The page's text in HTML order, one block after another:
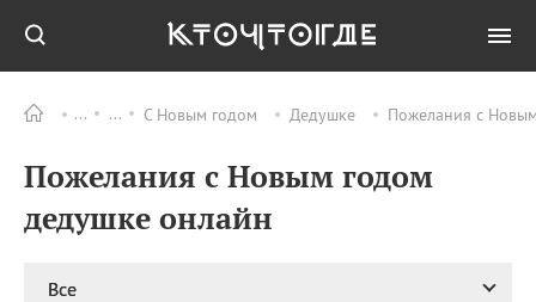
С Новым годом Дедушке Пожелания с
Пожелания с Новым годом
дедушке онлайн
Все
ПРАЗДНИКИ Все
09.08 День памяти
великомученика и
Николая Чудотворца